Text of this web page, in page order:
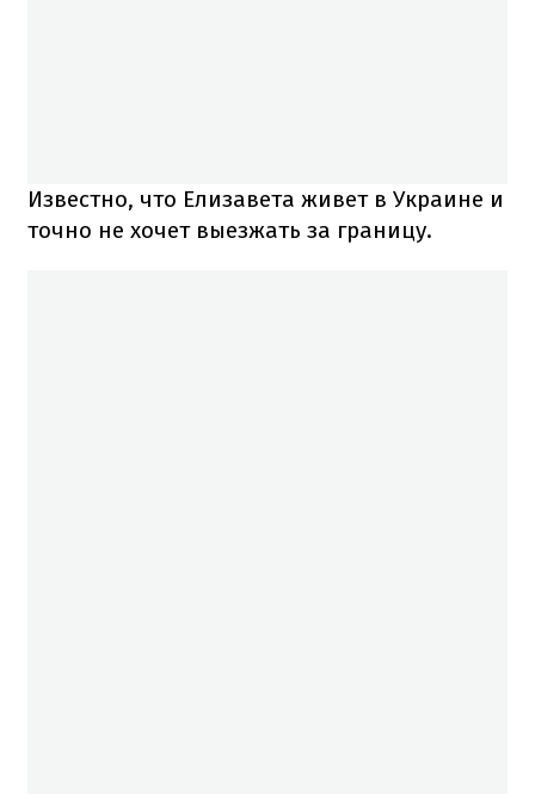
Известно, что Елизавета живет в Украине и
точно не хочет выезжать за границу.